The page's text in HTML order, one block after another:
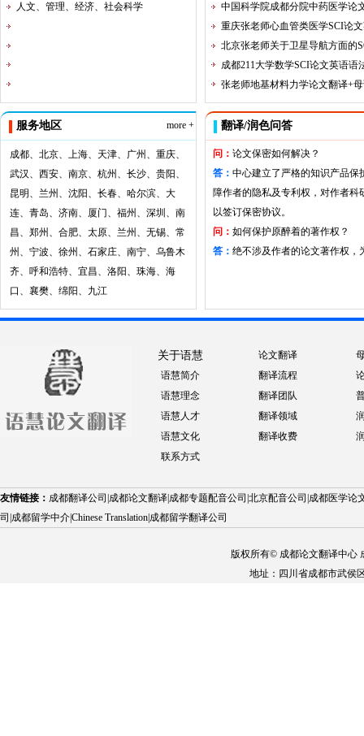
人文、管理、经济、社会科学
服务地区 more +
成都、北京、上海、天津、广州、重庆、
武汉、西安、南京、杭州、长沙、贵阳、
昆明、兰州、沈阳、长春、哈尔滨、大
连、青岛、济南、厦门、福州、深圳、南
昌、郑州、合肥、太原、兰州、无锡、常
州、宁波、徐州、石家庄、南宁、乌鲁木
齐、呼和浩特、宜昌、洛阳、珠海、海
口、襄樊、绵阳、九江
中国科学院成都分院中药医学论
重庆张老师心血管类医学SCI论
北京张老师关于卫星导航方面的
成都211大学数学SCI论文英语语
张老师地基材料力学论文翻译+
翻译/润色问答
问： 论文保密如何解决？
答： 中心建立了严格的知识产品保
障作者的隐私及专利权，对作者
以签订保密协议。
问： 如何保护原醉着的著作权？
答： 绝不涉及作者的论文著作权，
关于语慧
语慧简介
语慧理念
语慧人才
语慧文化
联系方式
论文翻译
翻译流程
翻译团队
翻译领域
翻译收费
友情链接： 成都翻译公司 成都论文翻译 成都专题配音公司 北京配音公司 成都医学论
司 成都留学中介Chinese Translation 成都留学翻译公司
版权所有© 成都论文翻译中心
地址：四川省成都市武侯